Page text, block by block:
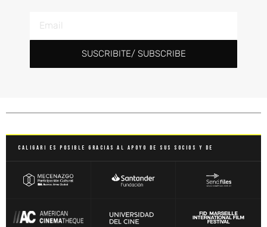
SUSCRIBITE/ SUBSCRIBE
Caligari es posible gracias al apoyo de sus socios y de